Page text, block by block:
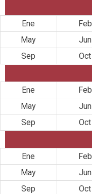
Ene
Feb
May
Jun
Sep
Oct
Ene
Feb
May
Jun
Sep
Oct
Ene
Feb
May
Jun
Sep
Oct